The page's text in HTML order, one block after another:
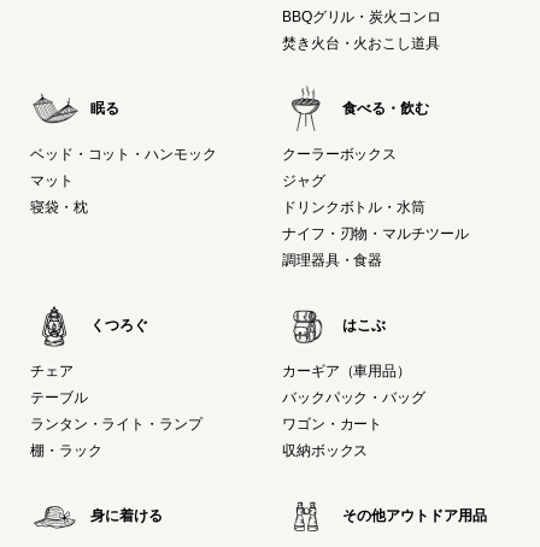
BBQグリル・炭火コンロ
焚き火台・火おこし道具
眠る
ベッド・コット・ハンモック
マット
寝袋・枕
食べる・飲む
クーラーボックス
ジャグ
ドリンクボトル・水筒
ナイフ・刃物・マルチツール
調理器具・食器
くつろぐ
チェア
テーブル
ランタン・ライト・ランプ
棚・ラック
はこぶ
カーギア（車用品）
バックパック・バッグ
ワゴン・カート
収納ボックス
身に着ける その他アウトドア用品